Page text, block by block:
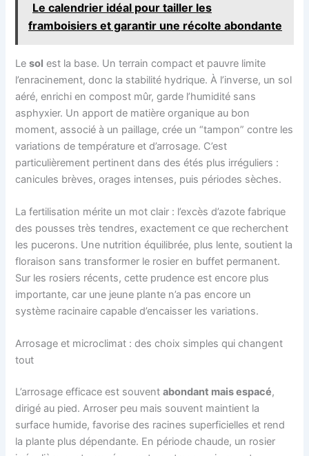
Le calendrier idéal pour tailler les
framboisiers et garantir une récolte abondante
Lesol est la base. Un terrain compact et pauvre limite
l’enracinement, donc la stabilité hydrique. À l’inverse, un sol
aéré, enrichi en compost mûr, garde l’humidité sans
asphyxier. Un apport de matière organique au bon
moment, associé à un paillage, crée un “tampon” contre les
variations de température et d’arrosage. C’est
particulièrement pertinent dans des étés plus irréguliers :
canicules brèves, orages intenses, puis périodes sèches.
La fertilisation mérite un mot clair : l’excès d’azote fabrique
des pousses très tendres, exactement ce que recherchent
les pucerons. Une nutrition équilibrée, plus lente, soutient la
floraison sans transformer le rosier en buffet permanent.
Sur les rosiers récents, cette prudence est encore plus
importante, car une jeune plante n’a pas encore un
système racinaire capable d’encaisser les variations.
Arrosage et microclimat : des choix simples qui changent
tout
L’arrosage efficace est souventabondant mais espacé,
dirigé au pied. Arroser peu mais souvent maintient la
surface humide, favorise des racines superficielles et rend
la plante plus dépendante. En période chaude, un rosier